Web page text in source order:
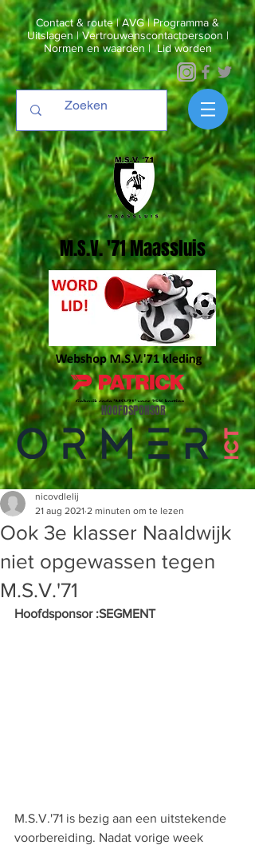
Contact & route|AVG|Programma &
Uitslagen|Vertrouwenscontactpersoon |
Normen en waarden |Lid worden
M.S.V. '71 Maassluis
HOOFDSPONSOR
Ook 3e klasser Naaldwijk
niet opgewassen tegen
M.S.V.'71
nicovdlelij
21 aug 2021 2 minuten om te lezen
Hoofdsponsor :SEGMENT
M.S.V.'71 is bezig aan een uitstekende
voorbereiding. Nadat vorige week